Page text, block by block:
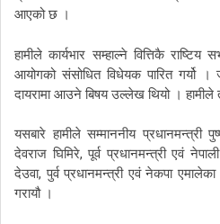
आएको छ ।
हामीले कार्यभार सम्हाल्ने वित्तिकै राष्टिय
आयोगको संसोधित विधेयक पारित गर्यो ।
दायरामा आउने बिषय उल्लेख थियो । हामीले
यसबारे हामीले सम्माननीय प्रधानमन्त्री
देवराज घिमिरे,पूर्व प्रधानमन्त्री एवं नेपाली
देउवा,पुर्व प्रधानमन्त्री एवं नेकपा एमालेका
गरायौ ।